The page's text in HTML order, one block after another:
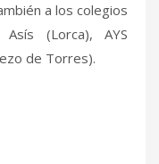
a los colegios
(Lorca), AYS
de Torres).